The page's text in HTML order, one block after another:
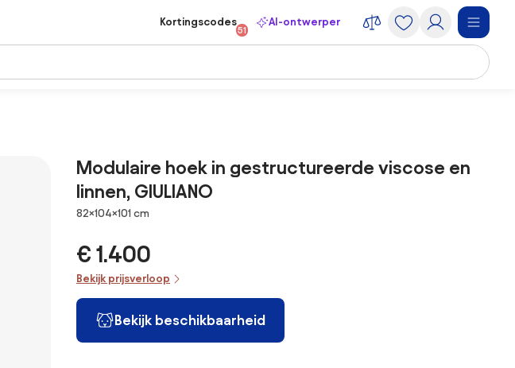
Kortingscodes
51
AI-ontwerper
Modulaire hoek in gestructureerde viscose en
linnen, GIULIANO
Afmetingen
82×104×101 cm
€ 1.400
Bekijk prijsverloop
Bekijk beschikbaarheid